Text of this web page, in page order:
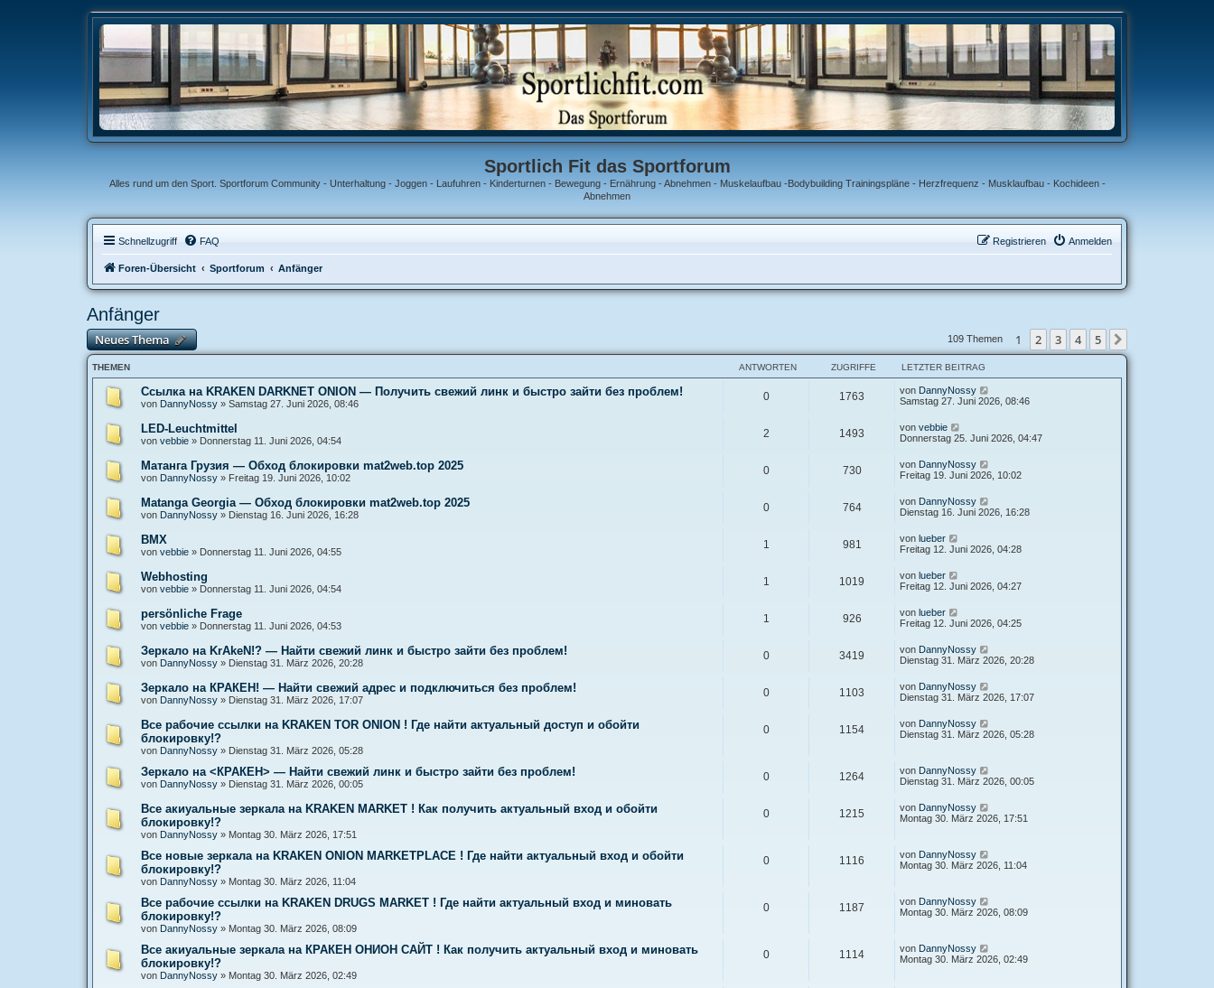
Sportlich Fit das Sportforum
Alles rund um den Sport. Sportforum Community - Unterhaltung - Joggen - Laufuhren - Kinderturnen - Bewegung - Ernährung - Abnehmen - Muskelaufbau -Bodybuilding Trainingspläne - Herzfrequenz - Musklaufbau - Kochideen -
Abnehmen
Schnellzugriff FAQ Anmelden
Registrieren
Foren-Übersicht Sportforum Anfänger
Anfänger
Neues Thema 109 Themen 1 2 3 4 5
THEMEN ANTWORTEN ZUGRIFFE LETZTER BEITRAG
Ссылка на KRAKEN DARKNET ONION — Получить свежий линк и быстро зайти без проблем!
von DannyNossy » Samstag 27. Juni 2026, 08:46
0 1763 von DannyNossy
Samstag 27. Juni 2026, 08:46
LED-Leuchtmittel
von vebbie » Donnerstag 11. Juni 2026, 04:54
2 1493 von vebbie
Donnerstag 25. Juni 2026, 04:47
Матанга Грузия — Обход блокировки mat2web.top 2025
von DannyNossy » Freitag 19. Juni 2026, 10:02
0 730 von DannyNossy
Freitag 19. Juni 2026, 10:02
Matanga Georgia — Обход блокировки mat2web.top 2025
von DannyNossy » Dienstag 16. Juni 2026, 16:28
0 764 von DannyNossy
Dienstag 16. Juni 2026, 16:28
BMX
von vebbie » Donnerstag 11. Juni 2026, 04:55
1 981 von lueber
Freitag 12. Juni 2026, 04:28
Webhosting
von vebbie » Donnerstag 11. Juni 2026, 04:54
1 1019 von lueber
Freitag 12. Juni 2026, 04:27
persönliche Frage
von vebbie » Donnerstag 11. Juni 2026, 04:53
1 926 von lueber
Freitag 12. Juni 2026, 04:25
Зеркало на KrAkeN!? — Найти свежий линк и быстро зайти без проблем!
von DannyNossy » Dienstag 31. März 2026, 20:28
0 3419 von DannyNossy
Dienstag 31. März 2026, 20:28
Зеркало на КРАКЕН! — Найти свежий адрес и подключиться без проблем!
von DannyNossy » Dienstag 31. März 2026, 17:07
0 1103 von DannyNossy
Dienstag 31. März 2026, 17:07
Все рабочие ссылки на KRAKEN TOR ONION ! Где найти актуальный доступ и обойти
блокировку!?
von DannyNossy » Dienstag 31. März 2026, 05:28
0 1154 von DannyNossy
Dienstag 31. März 2026, 05:28
Зеркало на <КРАКЕН> — Найти свежий линк и быстро зайти без проблем!
von DannyNossy » Dienstag 31. März 2026, 00:05
0 1264 von DannyNossy
Dienstag 31. März 2026, 00:05
Все акиуальные зеркала на KRAKEN MARKET ! Как получить актуальный вход и обойти
блокировку!?
von DannyNossy » Montag 30. März 2026, 17:51
0 1215 von DannyNossy
Montag 30. März 2026, 17:51
Все новые зеркала на KRAKEN ONION MARKETPLACE ! Где найти актуальный вход и обойти
блокировку!?
von DannyNossy » Montag 30. März 2026, 11:04
0 1116 von DannyNossy
Montag 30. März 2026, 11:04
Все рабочие ссылки на KRAKEN DRUGS MARKET ! Где найти актуальный вход и миновать
блокировку!?
von DannyNossy » Montag 30. März 2026, 08:09
0 1187 von DannyNossy
Montag 30. März 2026, 08:09
Все акиуальные зеркала на КРАКЕН ОНИОН САЙТ ! Как получить актуальный вход и миновать
блокировку!?
von DannyNossy » Montag 30. März 2026, 02:49
0 1114 von DannyNossy
Montag 30. März 2026, 02:49